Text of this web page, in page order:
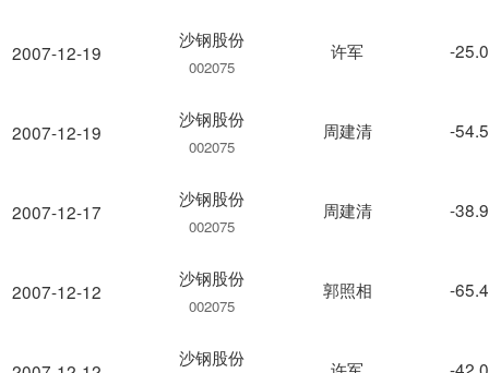
2007-12-19
2007-12-19
2007-12-17
2007-12-12
沙钢股份
002075
许军 -
沙钢股份
002075
周建清 -
沙钢股份
002075
周建清 -
沙钢股份
002075
郭照相 -
沙钢股份